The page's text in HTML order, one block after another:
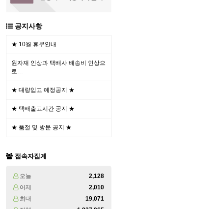
공지사항
★ 10월 휴무안내
원자재 인상과 택배사 배송비 인상으
로…
★ 대량입고 예정공지 ★
★ 택배출고시간 공지 ★
★ 품절 및 방문 공지 ★
접속자집계
오늘
2,128
어제
2,010
최대
19,071